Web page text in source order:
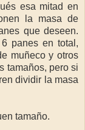
esa mitad en
la masa de
que deseen.
panes en total,
muñeco y otros
tamaños, pero si
dividir la masa
tamaño.